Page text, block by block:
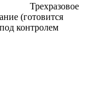
Трехразовое
(готовится
контролем